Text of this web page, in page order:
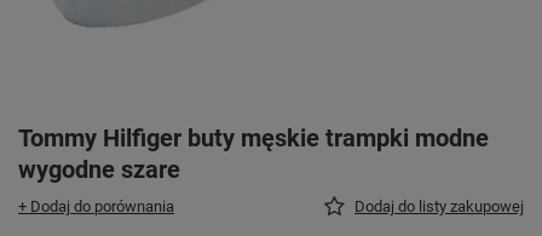
Tommy Hilfiger buty męskie trampki modne
wygodne szare
+ Dodaj do porównania Dodaj do listy zakupowej